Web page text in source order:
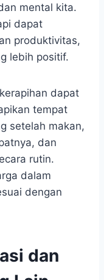
mental kita.
dapat
produktivitas,
lebih positif.
dapat
tempat
setelah makan,
dan
rutin.
dalam
dengan
dan